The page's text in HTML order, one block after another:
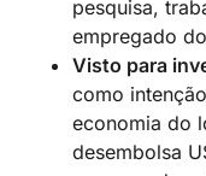
pesquisa,
empregado
Visto para
como
economia do
desembolsa